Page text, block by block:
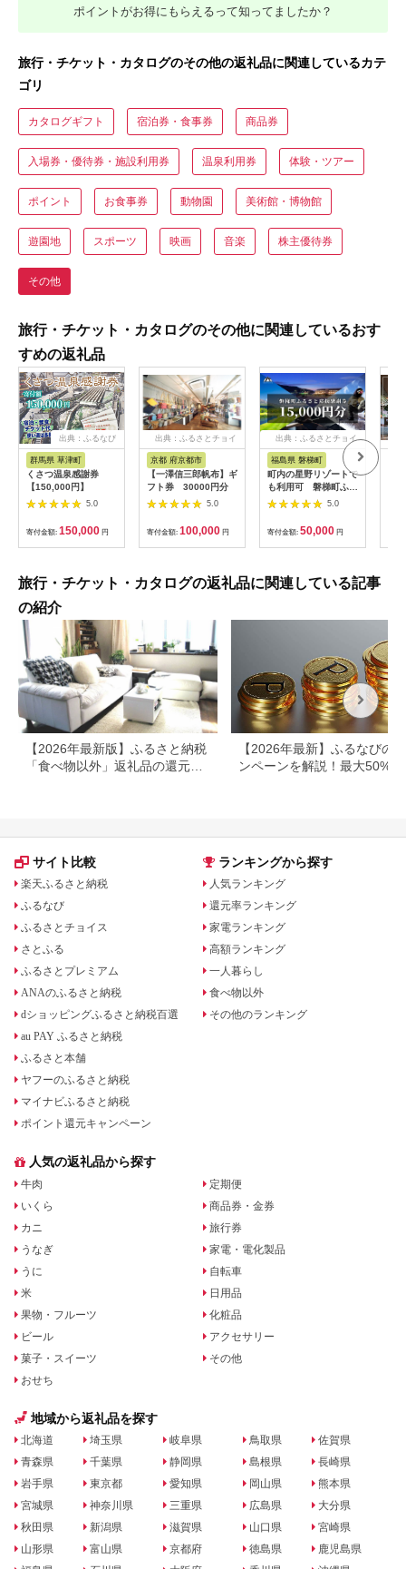
ポイントがお得にもらえるって知ってましたか？
旅行・チケット・カタログのその他の返礼品に関連しているカテ
ゴリ
カタログギフト 宿泊券・食事券 商品券
入場券・優待券・施設利用券 温泉利用券 体験・ツアー
ポイント お食事券 動物園 美術館・博物館
遊園地 スポーツ 映画 音楽 株主優待券
その他
旅行・チケット・カタログのその他に関連しているおす
すめの返礼品
出典：ふるなび
群馬県 草津町
くさつ温泉感謝券
【150,000円】
5.0
寄付金額: 150,000 円
出典：ふるさとチョイ
ス
京都 府京都市
【一澤信三郎帆布】ギ
フト券 30000円分
5.0
寄付金額: 100,000 円
出典：ふるさとチョイ
福島県 磐梯町
町内の星野リゾートで
も利用可 磐梯町ふる
さと応援感謝券
（15,000円分）
5.0
寄付金額: 50,000 円
旅行・チケット・カタログの返礼品に関連している記事
の紹介
【2026年最新版】ふるさと納税
「食べ物以外」返礼品の還元率
【2026年最新】ふるなびの
ンペーンを解説！最大50%還
サイト比較
楽天ふるさと納税
ふるなび
ふるさとチョイス
さとふる
ふるさとプレミアム
ANAのふるさと納税
dショッピングふるさと納税百選
au PAY ふるさと納税
ふるさと本舗
ヤフーのふるさと納税
マイナビふるさと納税
ポイント還元キャンペーン
ランキングから探す
人気ランキング
還元率ランキング
家電ランキング
高額ランキング
一人暮らし
食べ物以外
その他のランキング
人気の返礼品から探す
牛肉
いくら
カニ
うなぎ
うに
米
果物・フルーツ
ビール
菓子・スイーツ
おせち
定期便
商品券・金券
旅行券
家電・電化製品
自転車
日用品
化粧品
アクセサリー
その他
地域から返礼品を探す
北海道
青森県
岩手県
宮城県
秋田県
山形県
埼玉県
千葉県
東京都
神奈川県
新潟県
富山県
岐阜県
静岡県
愛知県
三重県
滋賀県
京都府
鳥取県
島根県
岡山県
広島県
山口県
徳島県
佐賀県
長崎県
熊本県
大分県
宮崎県
鹿児島県